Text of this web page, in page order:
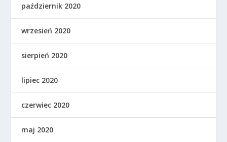
październik 2020
wrzesień 2020
sierpień 2020
lipiec 2020
czerwiec 2020
maj 2020